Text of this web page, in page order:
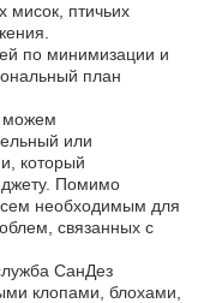
мисок, птичьих
по минимизации и
план
можем
или
который
Помимо
необходимым для
связанных с
СанДез
клопами, блохами,